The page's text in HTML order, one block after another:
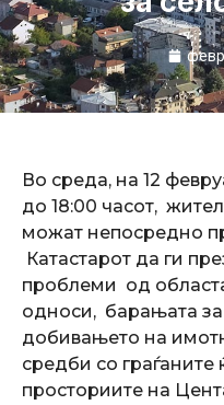
Во среда, на 12
до 18:00 часот,
можат непосредно
Катастарот да ги
проблеми од
односи, барањата за
добивањето на
средби со граѓаните
просториите на